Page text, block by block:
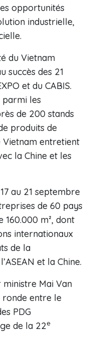
opportunités
industrielle,
du Vietnam
succès des 21
et du CABIS.
parmi les
de 200 stands
produits de
Vietnam entretient
la Chine et les
au 21 septembre
de 60 pays
160.000 m², dont
internationaux
de la
et la Chine.
Mai Van
ronde entre le
PDG
de la 22e